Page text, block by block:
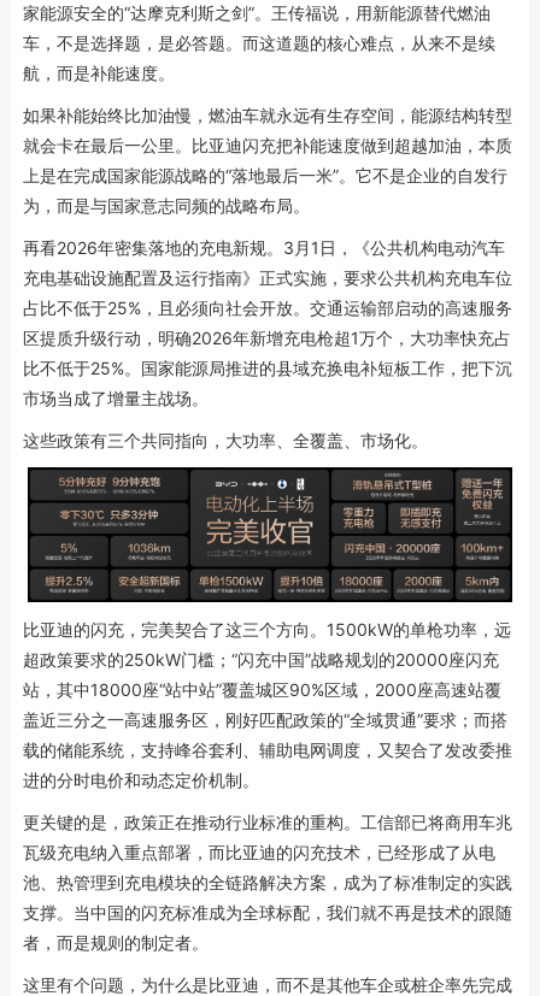
家能源安全的“达摩克利斯之剑”。王传福说，用新能源替代燃油
车，不是选择题，是必答题。而这道题的核心难点，从来不是续
航，而是补能速度。
如果补能始终比加油慢，燃油车就永远有生存空间，能源结构转型
就会卡在最后一公里。比亚迪闪充把补能速度做到超越加油，本质
上是在完成国家能源战略的“落地最后一米”。它不是企业的自发行
为，而是与国家意志同频的战略布局。
再看2026年密集落地的充电新规。3月1日，《公共机构电动汽车
充电基础设施配置及运行指南》正式实施，要求公共机构充电车位
占比不低于25%，且必须向社会开放。交通运输部启动的高速服务
区提质升级行动，明确2026年新增充电枪超1万个，大功率快充占
比不低于25%。国家能源局推进的县域充换电补短板工作，把下沉
市场当成了增量主战场。
这些政策有三个共同指向，大功率、全覆盖、市场化。
比亚迪的闪充，完美契合了这三个方向。1500kW的单枪功率，远
超政策要求的250kW门槛；“闪充中国”战略规划的20000座闪充
站，其中18000座“站中站”覆盖城区90%区域，2000座高速站覆
盖近三分之一高速服务区，刚好匹配政策的“全域贯通”要求；而搭
载的储能系统，支持峰谷套利、辅助电网调度，又契合了发改委推
进的分时电价和动态定价机制。
更关键的是，政策正在推动行业标准的重构。工信部已将商用车兆
瓦级充电纳入重点部署，而比亚迪的闪充技术，已经形成了从电
池、热管理到充电模块的全链路解决方案，成为了标准制定的实践
支撑。当中国的闪充标准成为全球标配，我们就不再是技术的跟随
者，而是规则的制定者。
这里有个问题，为什么是比亚迪，而不是其他车企或桩企率先完成